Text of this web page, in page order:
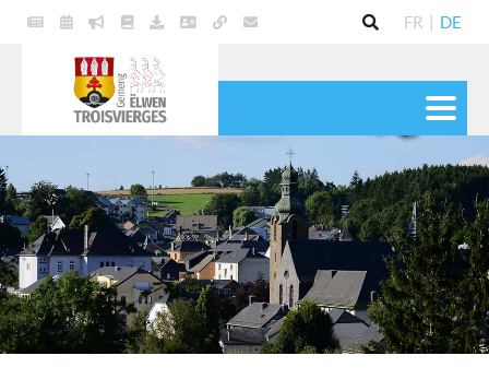
FR | DE
POLITIK
GEMEINDE
DIENSTE
LEBEN